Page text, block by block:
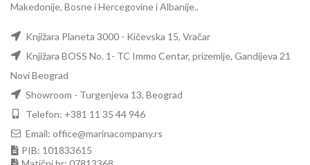
Makedonije, Bosne i Hercegovine i Albanije..
Knjižara Planeta 3000 - Kičevska 15, Vračar
Knjižara BOSS No. 1- TC Immo Centar, prizemlje, Gandijeva 21
Novi Beograd
Showroom - Turgenjeva 13, Beograd
Telefon: +381 11 35 44 946
Email: office@marinacompany.rs
PIB: 101833615